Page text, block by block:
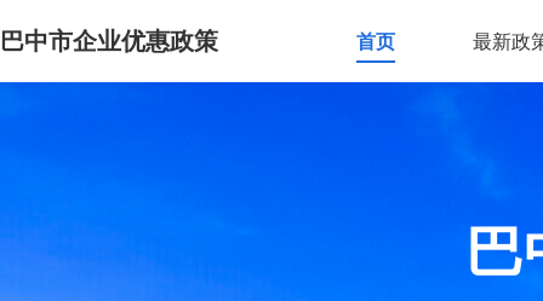
巴中市企业优惠政策 首页 最新政